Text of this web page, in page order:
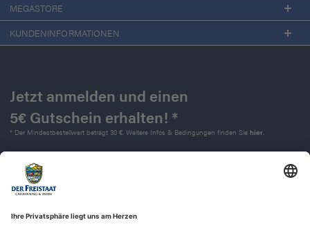
MEGASTORE
KUNDENINFORMATIONEN
Jetzt anmelden und einen
5€ Gutschein erhalten! *
* Der Mindestbestellwert beträgt 30 €. Weitere Infos & Bedingungen finden Sie hier.